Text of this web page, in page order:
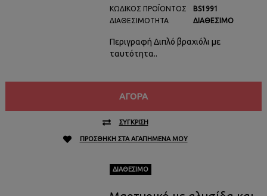
ΚΩΔΙΚΌΣ ΠΡΟΪΌΝΤΟΣ
ΔΙΑΘΕΣΙΜΌΤΗΤΑ
BS1991
ΔΙΑΘΈΣΙΜΟ
Περιγραφή Διπλό βραχιόλι με
ταυτότητα..
ΑΓΟΡΆ
ΣΎΓΚΡΙΣΗ
ΠΡΟΣΘΉΚΗ ΣΤΑ ΑΓΑΠΗΜΈΝΑ ΜΟΥ
ΔΙΑΘΈΣΙΜΟ